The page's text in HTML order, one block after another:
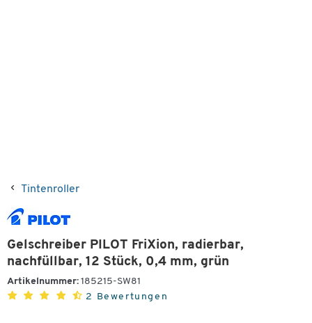
Tintenroller
Gelschreiber PILOT FriXion, radierbar,
nachfüllbar, 12 Stück, 0,4 mm, grün
Artikelnummer: 185215-SW81
2 Bewertungen